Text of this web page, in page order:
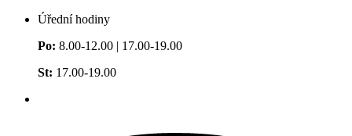
Úřední hodiny
Po: 8.00-12.00 | 17.00-19.00
St: 17.00-19.00